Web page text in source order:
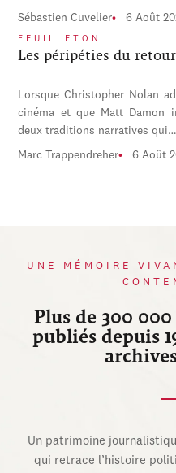
Sébastien Cuvelier 6 Août
FEUILLETON
Les péripéties du
Lorsque Christopher Nolan
cinéma et que Matt Damon
deux traditions narratives qui…
Marc Trappendreher 6 Août
UNE MÉMOIRE
Plus de 300
publiés depuis
Un patrimoine
qui retrace l’histoire